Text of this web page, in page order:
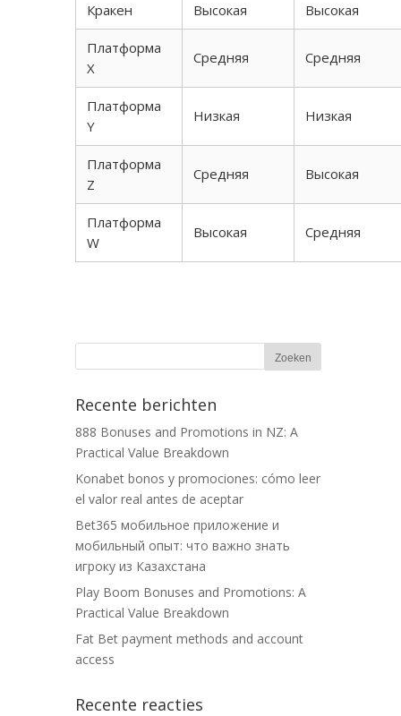
Кракен Высокая Высокая
Платформа
X
Средняя Средняя
Платформа
Y
Низкая Низкая
Платформа
Z
Средняя Высокая
Платформа
W
Высокая Средняя
Recente berichten
888 Bonuses and Promotions in NZ: A
Practical Value Breakdown
Konabet bonos y promociones: cómo leer
el valor real antes de aceptar
Bet365 мобильное приложение и
мобильный опыт: что важно знать
игроку из Казахстана
Play Boom Bonuses and Promotions: A
Practical Value Breakdown
Fat Bet payment methods and account
access
Recente reacties